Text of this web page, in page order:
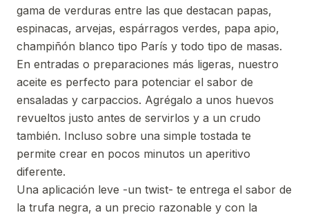
gama de verduras entre las que destacan papas,
espinacas, arvejas, espárragos verdes, papa apio,
champiñón blanco tipo París y todo tipo de masas.
En entradas o preparaciones más ligeras, nuestro
aceite es perfecto para potenciar el sabor de
ensaladas y carpaccios. Agrégalo a unos huevos
revueltos justo antes de servirlos y a un crudo
también. Incluso sobre una simple tostada te
permite crear en pocos minutos un aperitivo
diferente.
Una aplicación leve -un twist- te entrega el sabor de
la trufa negra, a un precio razonable y con la